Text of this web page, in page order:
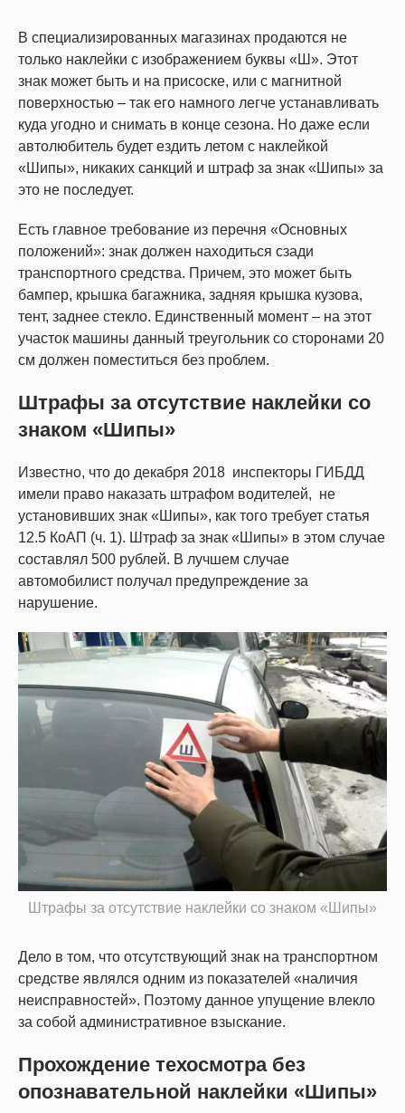
В специализированных магазинах продаются не
только наклейки с изображением буквы «Ш». Этот
знак может быть и на присоске, или с магнитной
поверхностью – так его намного легче устанавливать
куда угодно и снимать в конце сезона. Но даже если
автолюбитель будет ездить летом с наклейкой
«Шипы», никаких санкций и штраф за знак «Шипы» за
это не последует.
Есть главное требование из перечня «Основных
положений»: знак должен находиться сзади
транспортного средства. Причем, это может быть
бампер, крышка багажника, задняя крышка кузова,
тент, заднее стекло. Единственный момент – на этот
участок машины данный треугольник со сторонами 20
см должен поместиться без проблем.
Штрафы за отсутствие наклейки со
знаком «Шипы»
Известно, что до декабря 2018 инспекторы ГИБДД
имели право наказать штрафом водителей, не
установивших знак «Шипы», как того требует статья
12.5 КоАП (ч. 1). Штраф за знак «Шипы» в этом случае
составлял 500 рублей. В лучшем случае
автомобилист получал предупреждение за
нарушение.
Штрафы за отсутствие наклейки со знаком «Шипы»
Дело в том, что отсутствующий знак на транспортном
средстве являлся одним из показателей «наличия
неисправностей». Поэтому данное упущение влекло
за собой административное взыскание.
Прохождение техосмотра без
опознавательной наклейки «Шипы»